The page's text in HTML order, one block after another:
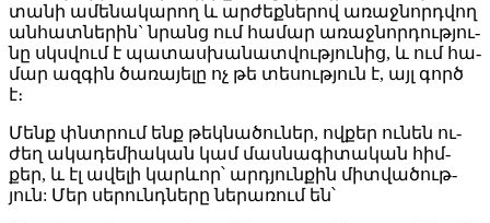
տա­նի ա­մե­նա­կա­րող և ար­ժեք­նե­րով ա­ռաջ­նորդ­վող
ան­հատ­նե­րին` նրանց ում հա­մար ա­ռաջ­նոր­դութ­յու­
նը սկսվում է պա­տաս­խա­նատ­վութ­յու­նից, և ում հա­
մար ազ­գին ծա­ռա­յե­լը ոչ թե տե­սութ­յուն է, այլ գործ
է։
Մենք փնտրում ենք թեկ­նա­ծու­ներ, ով­քեր ու­նեն ու­
ժեղ ա­կա­դե­միա­կան կամ մաս­նա­գի­տա­կան ​​հիմ­
քեր, և էլ ա­վե­լի կարև­որ՝ արդ­յուն­քին միտ­վա­ծութ­
յուն: Մեր սե­րունդ­նե­րը նե­րա­ռում են՝